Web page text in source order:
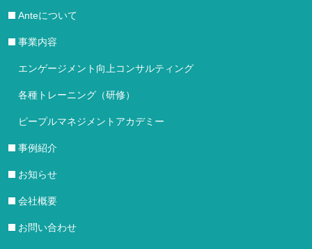
Anteについて
事業内容
エンゲージメント向上コンサルティング
各種トレーニング（研修）
ピープルマネジメントアカデミー
事例紹介
お知らせ
会社概要
お問い合わせ